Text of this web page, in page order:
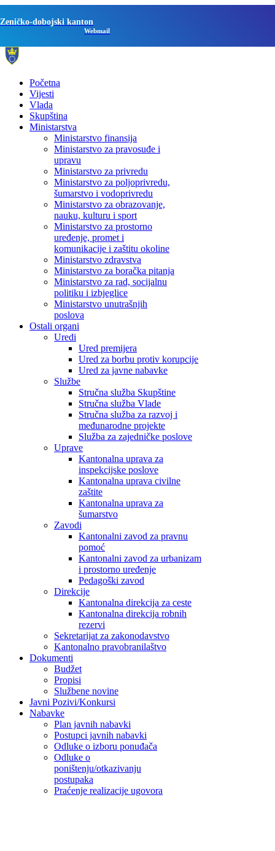
Zeničko-dobojski kanton
Webmail
Početna
Vijesti
Vlada
Skupština
Ministarstva
Ministarstvo finansija
Ministarstvo za pravosuđe i
upravu
Ministarstvo za privredu
Ministarstvo za poljoprivredu,
šumarstvo i vodoprivredu
Ministarstvo za obrazovanje,
nauku, kulturu i sport
Ministarstvo za prostorno
uređenje, promet i
komunikacije i zaštitu okoline
Ministarstvo zdravstva
Ministarstvo za boračka pitanja
Ministarstvo za rad, socijalnu
politiku i izbjeglice
Ministarstvo unutrašnjih
poslova
Ostali organi
Uredi
Ured premijera
Ured za borbu protiv korupcije
Ured za javne nabavke
Službe
Stručna služba Skupštine
Stručna služba Vlade
Stručna služba za razvoj i
međunarodne projekte
Služba za zajedničke poslove
Uprave
Kantonalna uprava za
inspekcijske poslove
Kantonalna uprava civilne
zaštite
Kantonalna uprava za
šumarstvo
Zavodi
Kantonalni zavod za pravnu
pomoć
Kantonalni zavod za urbanizam
i prostorno uređenje
Pedagoški zavod
Direkcije
Kantonalna direkcija za ceste
Kantonalna direkcija robnih
rezervi
Sekretarijat za zakonodavstvo
Kantonalno pravobranilaštvo
Dokumenti
Budžet
Propisi
Službene novine
Javni Pozivi/Konkursi
Nabavke
Plan javnih nabavki
Postupci javnih nabavki
Odluke o izboru ponuđača
Odluke o
poništenju/otkazivanju
postupaka
Praćenje realizacije ugovora